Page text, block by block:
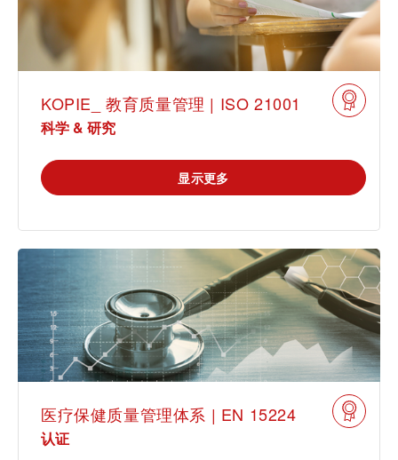
功能安全服务
电子电气服务
食品
农业
机械
市政设施
车辆
TÜV奥地利企业社会责任 (CSR) 报告
2025
KOPIE_ 教育质量管理 | ISO 21001
科学 & 研究
显示更多
医疗保健质量管理体系 | EN 15224
认证
申请科学奖